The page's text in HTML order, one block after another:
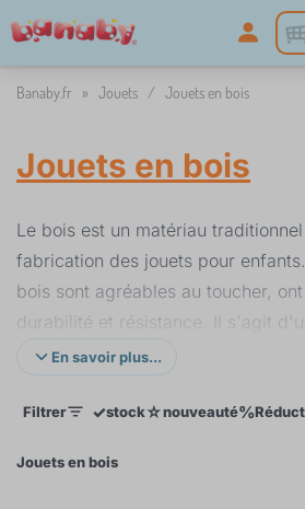
Banaby.fr » Jouets / Jouets en bois
Jouets en bois
Le bois est un matériau
fabrication des jouets pour
bois sont agréables au toucher,
durabilité et résistance. Il s'agit
polyvalent qui peut être utilisé pour
colorés et gais pour les enfants,
En savoir plus...
Filtrer ✓stock☆nouveauté%
Jouets en bois